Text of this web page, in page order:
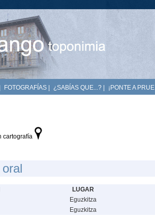
FOTOGRAFÍAS ¿SABÍAS QUE...? ¡PONTE A
cartografía
LUGAR
Eguzkitza
Eguzkitza